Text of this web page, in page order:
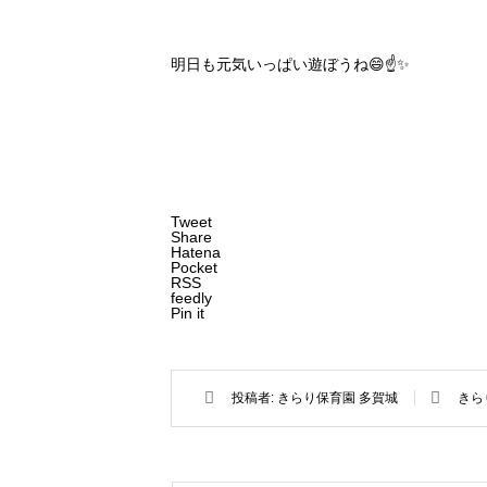
明日も元気いっぱい遊ぼうね😄☝️✨
Tweet
Share
Hatena
Pocket
RSS
feedly
Pin it
投稿者: きらり保育園 多賀城 き